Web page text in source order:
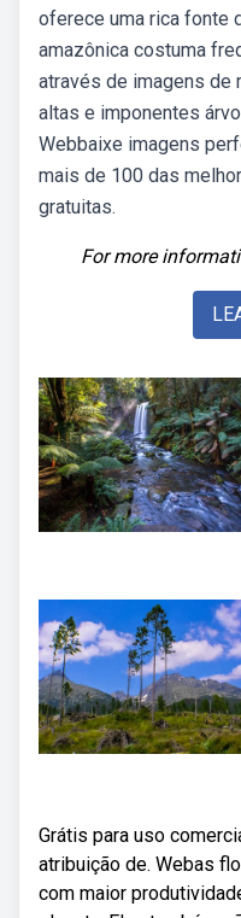
oferece uma rica fonte
amazônica costuma
através de imagens de
altas e imponentes
Webbaixe imagens
mais de 100 das
gratuitas.
For more
Grátis para uso
atribuição de. Webas
com maior